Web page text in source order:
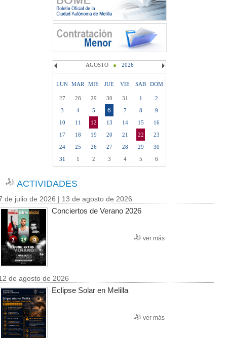
AGOSTO 2026
LUN MAR MIE JUE VIE SAB DOM
27 28 29 30 31 1
2
3
4 5 6 7 8
9
10
11 12 13 14 15
16
17
18 19 20 21 22
23
24
25 26 27 28 29
30
31
1 2 3 4 5 6
ACTIVIDADES
de julio de 2026 | 13 de agosto de 2026
Conciertos de Verano 2026
ver más
de agosto de 2026
Eclipse Solar en Melilla
ver más